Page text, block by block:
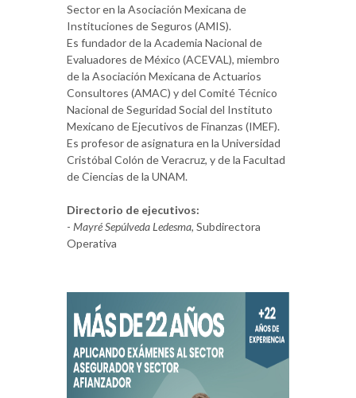
Sector en la Asociación Mexicana de
Instituciones de Seguros (AMIS).
Es fundador de la Academia Nacional de
Evaluadores de México (ACEVAL), miembro
de la Asociación Mexicana de Actuarios
Consultores (AMAC) y del Comité Técnico
Nacional de Seguridad Social del Instituto
Mexicano de Ejecutivos de Finanzas (IMEF).
Es profesor de asignatura en la Universidad
Cristóbal Colón de Veracruz, y de la Facultad
de Ciencias de la UNAM.
Directorio de ejecutivos:
- Mayré Sepúlveda Ledesma, Subdirectora
Operativa